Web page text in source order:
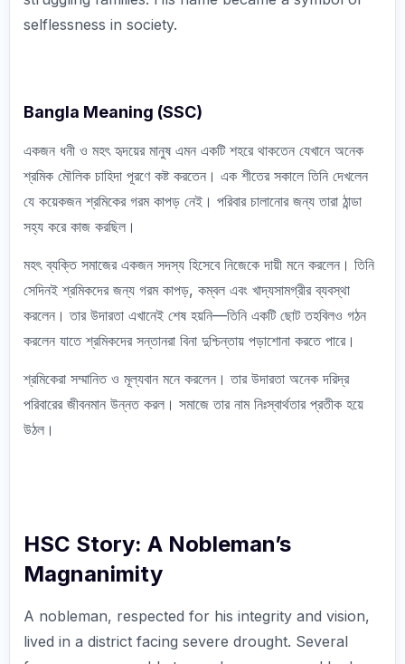
selflessness in society.
Bangla Meaning (SSC)
একজন ধনী ও মহৎ হৃদয়ের মানুষ এমন একটি শহরে থাকতেন যেখানে অনেক
শ্রমিক মৌলিক চাহিদা পূরণে কষ্ট করতেন। এক শীতের সকালে তিনি দেখলেন
যে কয়েকজন শ্রমিকের গরম কাপড় নেই। পরিবার চালানোর জন্য তারা ঠান্ডা
সহ্য করে কাজ করছিল।
মহৎ ব্যক্তি সমাজের একজন সদস্য হিসেবে নিজেকে দায়ী মনে করলেন। তিনি
সেদিনই শ্রমিকদের জন্য গরম কাপড়, কম্বল এবং খাদ্যসামগ্রীর ব্যবস্থা
করলেন। তার উদারতা এখানেই শেষ হয়নি—তিনি একটি ছোট তহবিলও গঠন
করলেন যাতে শ্রমিকদের সন্তানরা বিনা দুশ্চিন্তায় পড়াশোনা করতে পারে।
শ্রমিকেরা সম্মানিত ও মূল্যবান মনে করলেন। তার উদারতা অনেক দরিদ্র
পরিবারের জীবনমান উন্নত করল। সমাজে তার নাম নিঃস্বার্থতার প্রতীক হয়ে
উঠল।
HSC Story: A Nobleman’s
Magnanimity
A nobleman, respected for his integrity and vision,
lived in a district facing severe drought. Several